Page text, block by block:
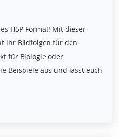
H5P-Format! Mit dieser
ihr Bildfolgen für den
für Biologie oder
Beispiele aus und lasst euch